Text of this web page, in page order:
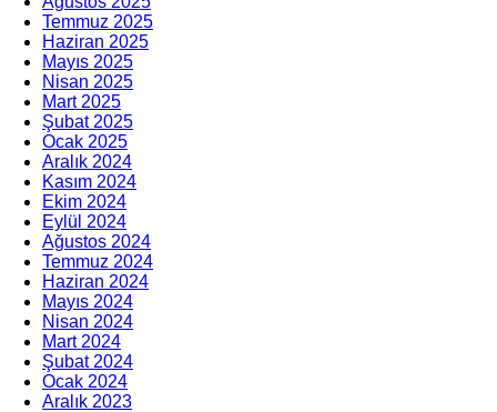
Temmuz 2025
Haziran 2025
Mayıs 2025
Nisan 2025
Mart 2025
Şubat 2025
Ocak 2025
Aralık 2024
Kasım 2024
Ekim 2024
Eylül 2024
Ağustos 2024
Temmuz 2024
Haziran 2024
Mayıs 2024
Nisan 2024
Mart 2024
Şubat 2024
Ocak 2024
Aralık 2023